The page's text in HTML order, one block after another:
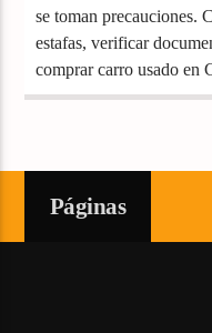
se toman precauciones.
estafas, verificar
comprar carro usado en
Páginas